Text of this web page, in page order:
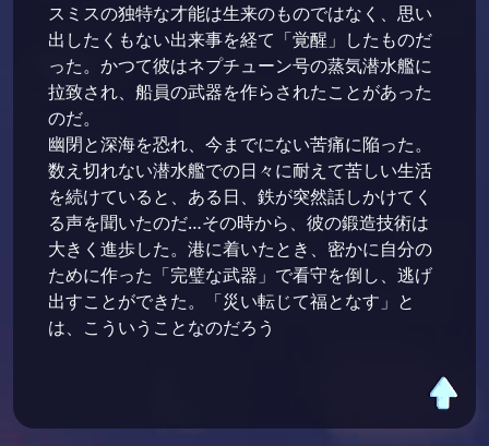
スミスの独特な才能は生来のものではなく、思い
出したくもない出来事を経て「覚醒」したものだ
った。かつて彼はネプチューン号の蒸気潜水艦に
拉致され、船員の武器を作らされたことがあった
のだ。
幽閉と深海を恐れ、今までにない苦痛に陥った。
数え切れない潜水艦での日々に耐えて苦しい生活
を続けていると、ある日、鉄が突然話しかけてく
る声を聞いたのだ…その時から、彼の鍛造技術は
大きく進歩した。港に着いたとき、密かに自分の
ために作った「完璧な武器」で看守を倒し、逃げ
出すことができた。「災い転じて福となす」と
は、こういうことなのだろう